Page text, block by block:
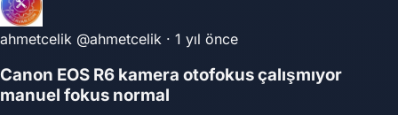
ahmetcelik @ahmetcelik · 1 yıl önce
Canon EOS R6 kamera otofokus çalışmıyor
manuel fokus normal